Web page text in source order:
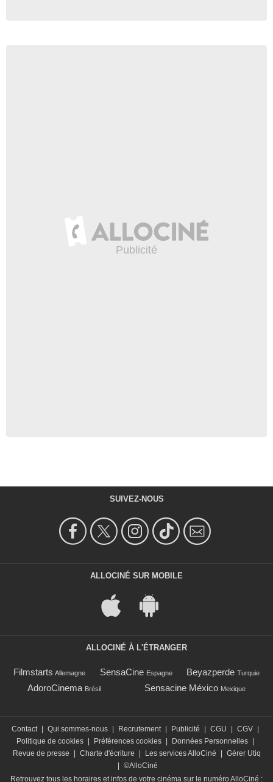
SUIVEZ-NOUS
ALLOCINÉ SUR MOBILE
ALLOCINÉ À L'ÉTRANGER
Filmstarts Allemagne SensaCine Espagne Beyazperde Turquie
AdoroCinema Brésil Sensacine México Mexique
Contact Qui sommes-nous Recrutement Publicité CGU CGV
Politique de cookies
Préférences cookies Données Personnelles
Revue de presse
Charte d'écriture Les services AlloCiné
Gérer Utiq
©AlloCiné
Retrouvez tous les horaires et infos de votre cinéma sur le numéro AlloCiné :